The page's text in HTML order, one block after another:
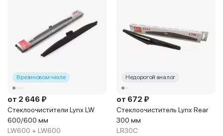
В резиновом чехле
от 2 646 ₽
Стеклоочистители Lynx LW
600/600 мм
LW600 + LW600
Недорогой аналог
от 672 ₽
Стеклоочиститель Lynx Rear
300 мм
LR30C